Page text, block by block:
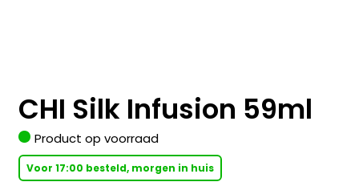
CHI Silk Infusion 59ml
Product op voorraad
Voor 17:00 besteld, morgen in huis